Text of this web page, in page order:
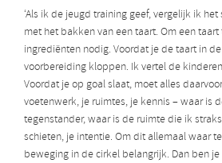
‘Als ik de jeugd training geef, vergelijk ik
met het bakken van een taart. Om een
ingrediënten nodig. Voordat je de taart in
voorbereiding kloppen. Ik vertel de
Voordat je op goal slaat, moet alles
voetenwerk, je ruimtes, je kennis – waar is
tegenstander, waar is de ruimte die ik
schieten, je intentie. Om dit allemaal waar
beweging in de cirkel belangrijk. Dan ben